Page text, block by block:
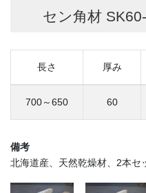
セン角材
長さ 厚み
700～650 60
備考
北海道産、天然乾燥材、2本